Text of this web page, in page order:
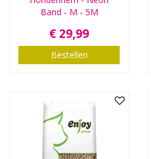
Band - M - 5M
€ 29,99
Bestellen